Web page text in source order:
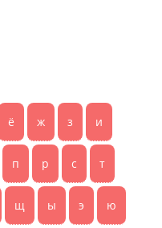
ё ж з и
п р с т
щ ы э ю